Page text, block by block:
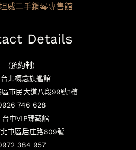
威二手鋼琴專售館
Details
(預約制)
台北概念旗艦館
市民大道八段99號1樓
746 628
台中VIP臻藏館
屯區后庄路609號
384 957